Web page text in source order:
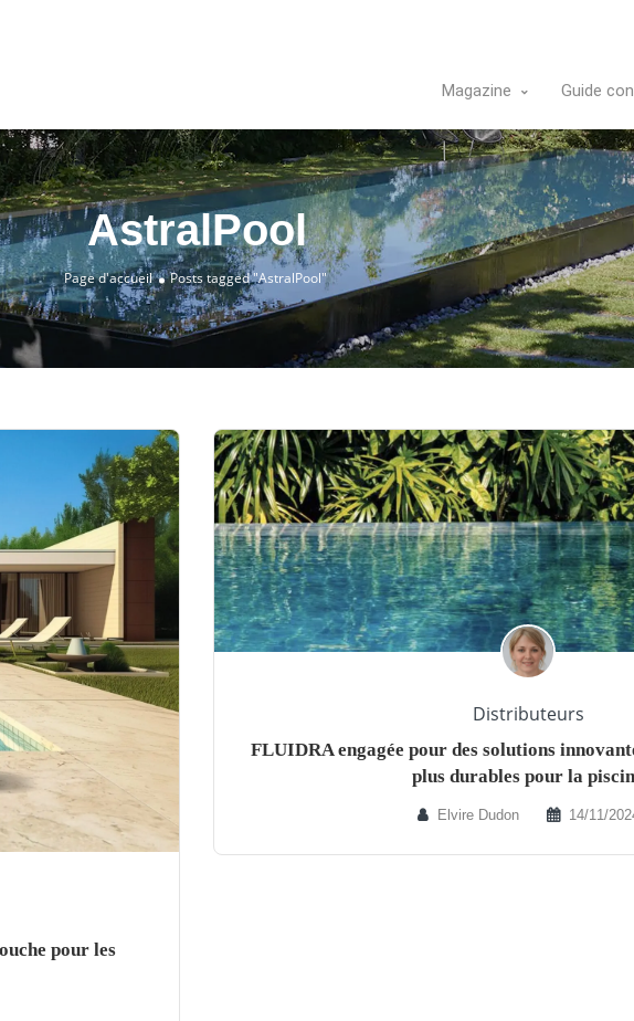
Magazine Guide
AstralPool
Page d'accueil Posts tagged "AstralPool"
pour les
Distributeurs
FLUIDRA engagée pour des solutions
plus durables pour la
Elvire Dudon 14/11/